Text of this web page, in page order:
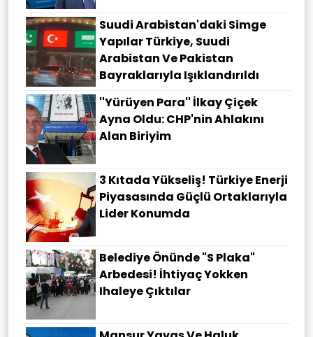
Suudi Arabistan'daki Simge
Yapılar Türkiye, Suudi
Arabistan Ve Pakistan
Bayraklarıyla Işıklandırıldı
''Yürüyen Para'' İlkay Çiçek
Ayna Oldu: CHP'nin Ahlakını
Alan Biriyim
3 Kıtada Yükseliş! Türkiye Enerji
Piyasasında Güçlü Ortaklarıyla
Lider Konumda
Belediye Önünde "S Plaka"
Arbedesi! İhtiyaç Yokken
Ihaleye Çıktılar